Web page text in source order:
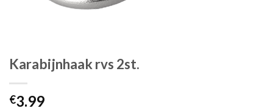
Karabijnhaak rvs 2st.
€3.99